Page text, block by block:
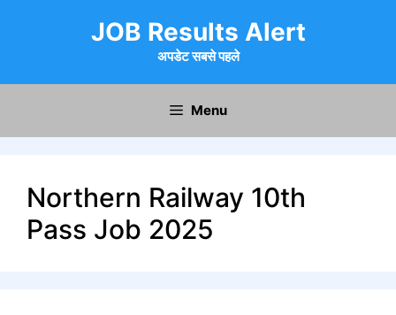
JOB Results Alert
अपडेट सबसे पहले
Menu
Northern Railway 10th
Pass Job 2025